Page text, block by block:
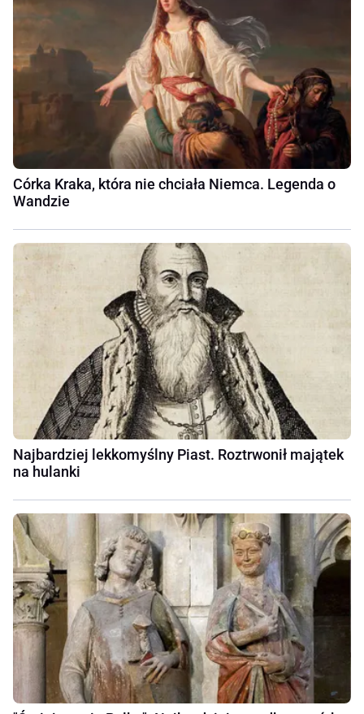
Córka Kraka, która nie chciała Niemca. Legenda o
Wandzie
Najbardziej lekkomyślny Piast. Roztrwonił majątek
na hulanki